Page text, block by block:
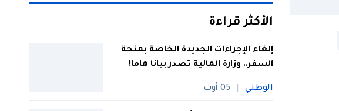
الأكثر قراءة
إلغاء الإجراءات الجديدة الخاصة بمنحة
السفر.. وزارة المالية تصدر بيانا هاما!
الوطني 05 أوت